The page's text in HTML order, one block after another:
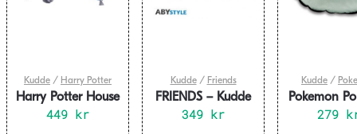
Kudde / Harry Potter
Harry Potter House
Mascot Cushion
449 kr
Kudde/ Friends
FRIENDS – Kudde
– Central Perk
349 kr
Kudde /
Pokemon
Kudde
279